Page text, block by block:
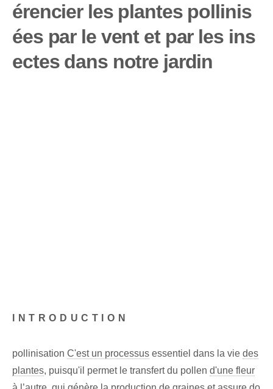
érencier les plantes pollinis
ées par le vent et par les ins
ectes dans notre jardin
INTRODUCTION
pollinisation C'est un processus essentiel dans la vie des
plantes, puisqu'il permet le transfert du pollen d'une fleur